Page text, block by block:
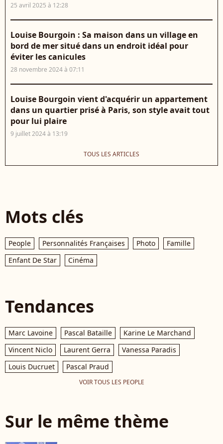
25 avril 2025 à 12:28
Louise Bourgoin : Sa maison dans un village en
bord de mer situé dans un endroit idéal pour
éviter les canicules
28 novembre 2024 à 07:11
Louise Bourgoin vient d'acquérir un appartement
dans un quartier prisé à Paris, son style avait tout
pour lui plaire
9 juillet 2024 à 13:19
TOUS LES ARTICLES
Mots clés
People Personnalités Françaises Photo
Famille
Enfant De Star
Cinéma
Tendances
Marc Lavoine Pascal Bataille
Karine Le Marchand
Vincent Niclo
Laurent Gerra
Vanessa Paradis
Louis Ducruet
Pascal Praud
VOIR TOUS LES PEOPLE
Sur le même thème